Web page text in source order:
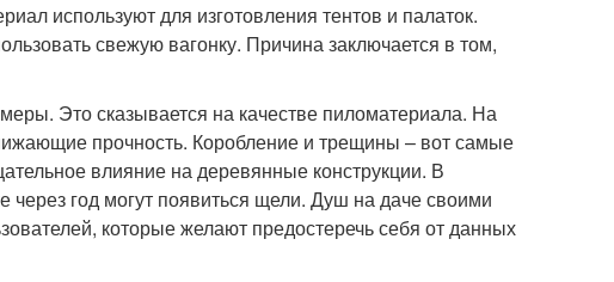
используют для изготовления тентов и палаток.
свежую вагонку. Причина заключается в том,
Это сказывается на качестве пиломатериала. На
прочность. Коробление и трещины – вот самые
влияние на деревянные конструкции. В
через год могут появиться щели. Душ на даче своими
которые желают предостеречь себя от данных